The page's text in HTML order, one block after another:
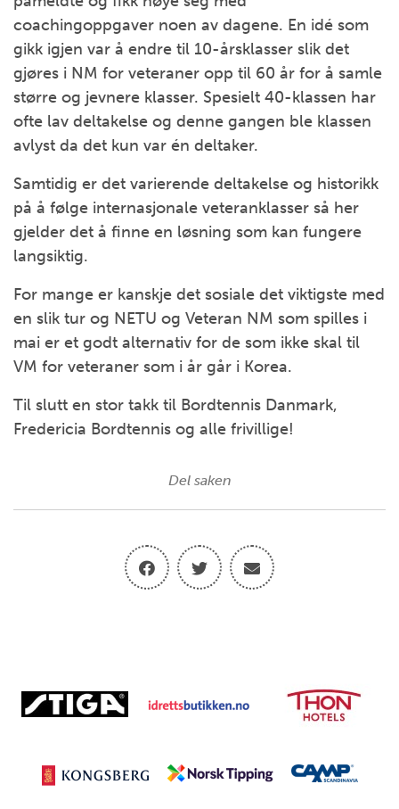
coachingoppgaver noen av dagene. En idé som
gikk igjen var å endre til 10-årsklasser slik det
gjøres i NM for veteraner opp til 60 år for å samle
større og jevnere klasser. Spesielt 40-klassen har
ofte lav deltakelse og denne gangen ble klassen
avlyst da det kun var én deltaker.
Samtidig er det varierende deltakelse og historikk
på å følge internasjonale veteranklasser så her
gjelder det å finne en løsning som kan fungere
langsiktig.
For mange er kanskje det sosiale det viktigste med
en slik tur og NETU og Veteran NM som spilles i
mai er et godt alternativ for de som ikke skal til
VM for veteraner som i år går i Korea.
Til slutt en stor takk til Bordtennis Danmark,
Fredericia Bordtennis og alle frivillige!
Del saken